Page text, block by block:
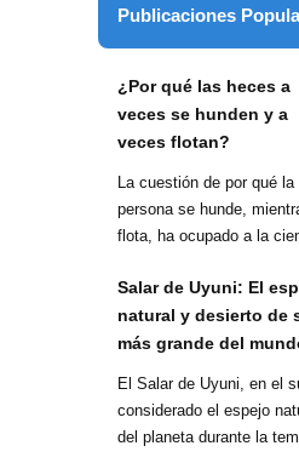
Publicaciones
¿Por qué las heces a
veces se hunden y a
veces flotan?
La cuestión de por qué
persona se hunde,
flota, ha ocupado a la
Salar de Uyuni: El
natural y desierto de
más grande del
El Salar de Uyuni, en el
considerado el espejo
del planeta durante la